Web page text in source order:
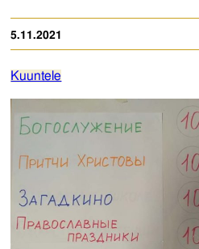
Tule mukaan
Hautausmaa
Yhteystiedot
5.11.2021
Kuuntele